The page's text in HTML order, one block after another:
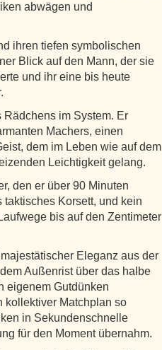
abwägen und
ihren tiefen symbolischen
Blick auf den Mann, der sie
und ihr eine bis heute
Rädchens im System. Er
Machers, einen
dem im Leben wie auf dem
Leichtigkeit gelang.
den er über 90 Minuten
taktisches Korsett, und kein
bis auf den Zentimeter
Eleganz aus der
Außenrist über das halbe
eigenem Gutdünken
kollektiver Matchplan so
in Sekundenschnelle
für den Moment übernahm.